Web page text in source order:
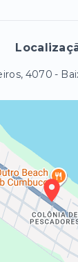
4070 -